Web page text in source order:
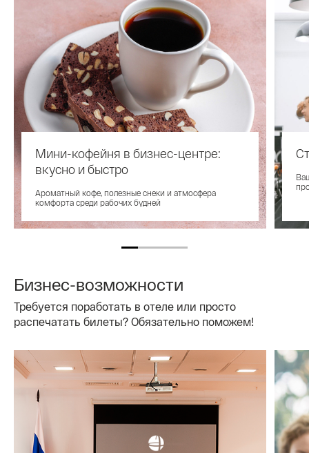
Мини-кофейня в бизнес-центре:
вкусно и быстро
Ароматный кофе, полезные снеки и атмосфера
комфорта среди рабочих будней
Бизнес-возможности
Требуется поработать в отеле или просто
распечатать билеты? Обязательно поможем!